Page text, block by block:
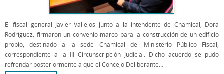
El fiscal general Javier Vallejos junto a la intendente de Chamical, Dora
Rodríguez; firmaron un convenio marco para la construcción de un edificio
propio, destinado a la sede Chamical del Ministerio Público Fiscal,
correspondiente a la III Circunscripción Judicial. Dicho acuerdo se pudo
refrendar posteriormente a que el Concejo Deliberante…